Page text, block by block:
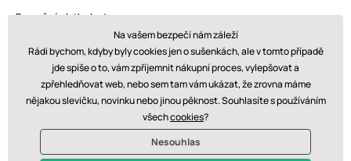
Bezpečná platba kartou:
Doprava:
Na vašem bezpečí nám záleží
Rádi bychom, kdyby byly cookies jen o sušenkách, ale v tomto případě
jde spíše o to, vám zpříjemnit nákupní proces, vylepšovat a
zpřehledňovat web, nebo sem tam vám ukázat, že zrovna máme
nějakou slevičku, novinku nebo jinou pěknost. Souhlasíte s používáním
všechcookies?
Nesouhlas